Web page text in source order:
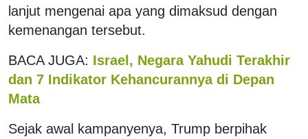
lanjut mengenai apa yang dimaksud dengan
kemenangan tersebut.
BACA JUGA: Israel, Negara Yahudi Terakhir
dan 7 Indikator Kehancurannya di Depan
Mata
Sejak awal kampanyenya, Trump berpihak